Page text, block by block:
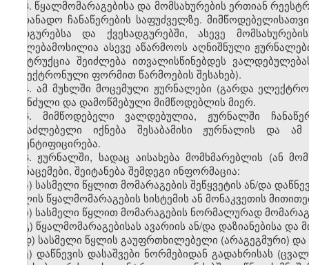
3. წყალმომარაგებისა და მომსახურების ერთიან
სათანადო ჩანაწერების საფუძველზე.
სადგურებსა და ქვესადგურებში, ასევე
უფლებამოსილია ასევე აწარმოოს აღნიშნული
ინსტრუქცია შეიძლება ითვალისწინებდეს
ელექტრონული ფორმით წარმოების შესახებ).
4. ამ მუხლში მოცემული ჟურნალები (გარდა
აკინძული და დამოწმებული მიმწოდებლის მიერ.
5. მიმწოდებელი ვალდებულია, ჟურნალში
შესაძლებელი იქნება შესაბამისი ჟურნალის და
იდენტიფიცირება.
6. ჟურნალში, სადაც აისახება მომხმარებლის (ან
მონაცემები, შეიტანება შემდეგი ინფორმაცია:
ა) სასმელი წყლით მომარაგების შეწყვეტის ან/და
წყლის წყალმომარაგების სისტემის ან მონაკვეთის
ბ) სასმელი წყლით მომარაგების ნორმალურად
გ) წყალმომარაგებისას ავარიის ან/და დაზიანებისა და
დ) სასმელი წყლის გაუფრთხილებელი (არაგეგმური) და
ე) დაწნევის დასაშვები ნორმებიდან გადახრისას